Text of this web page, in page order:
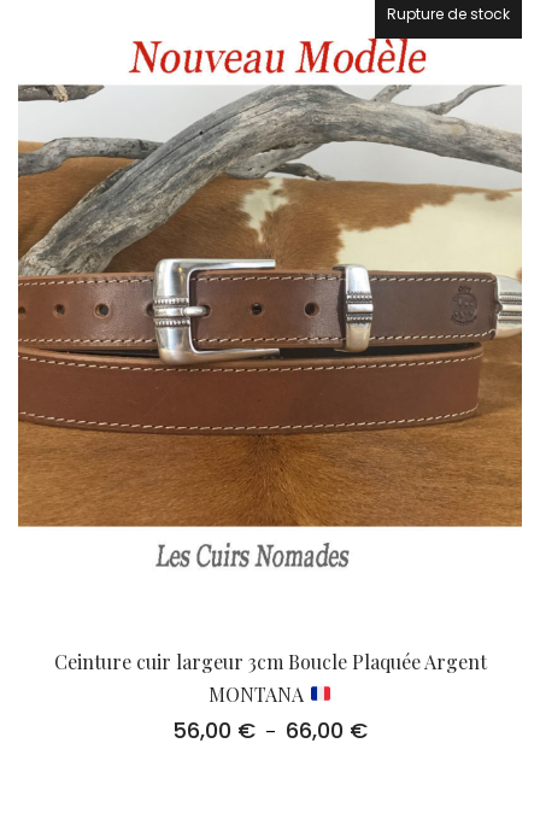
53,00 €
Rupture de stock
Ceinture cuir largeur 3cm Boucle Plaquée Argent
MONTANA
56,00 € – 66,00 €Plage